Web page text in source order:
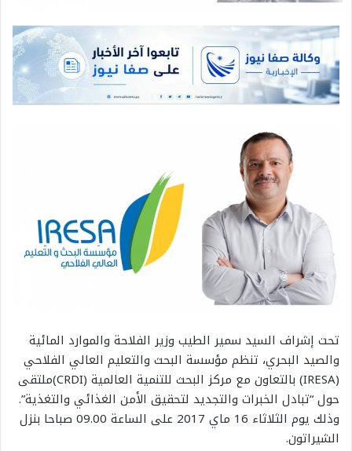
تحت إشراف السيد سمير الطيب وزير الفلاحة والموارد المائية
والصيد البحري، تنظم مؤسسة البحث والتعليم العالي الفلاحي
(IRESA) بالتعاون مع مركز البحث للتنمية العالمية (CRDI)ملتقى
حول “تبادل الخبرات والتجديد لتحقيق الأمن الغذائي والتغذية”.
وذلك يوم الثلاثاء 16 ماي 2017 على الساعة 09.00 صباحا بنزل
الشيراتون.